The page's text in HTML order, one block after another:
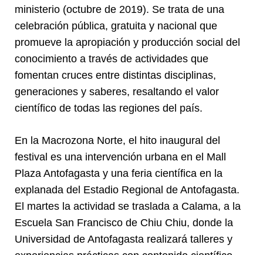
ministerio (octubre de 2019). Se trata de una
celebración pública, gratuita y nacional que
promueve la apropiación y producción social del
conocimiento a través de actividades que
fomentan cruces entre distintas disciplinas,
generaciones y saberes, resaltando el valor
científico de todas las regiones del país.
En la Macrozona Norte, el hito inaugural del
festival es una intervención urbana en el Mall
Plaza Antofagasta y una feria científica en la
explanada del Estadio Regional de Antofagasta.
El martes la actividad se traslada a Calama, a la
Escuela San Francisco de Chiu Chiu, donde la
Universidad de Antofagasta realizará talleres y